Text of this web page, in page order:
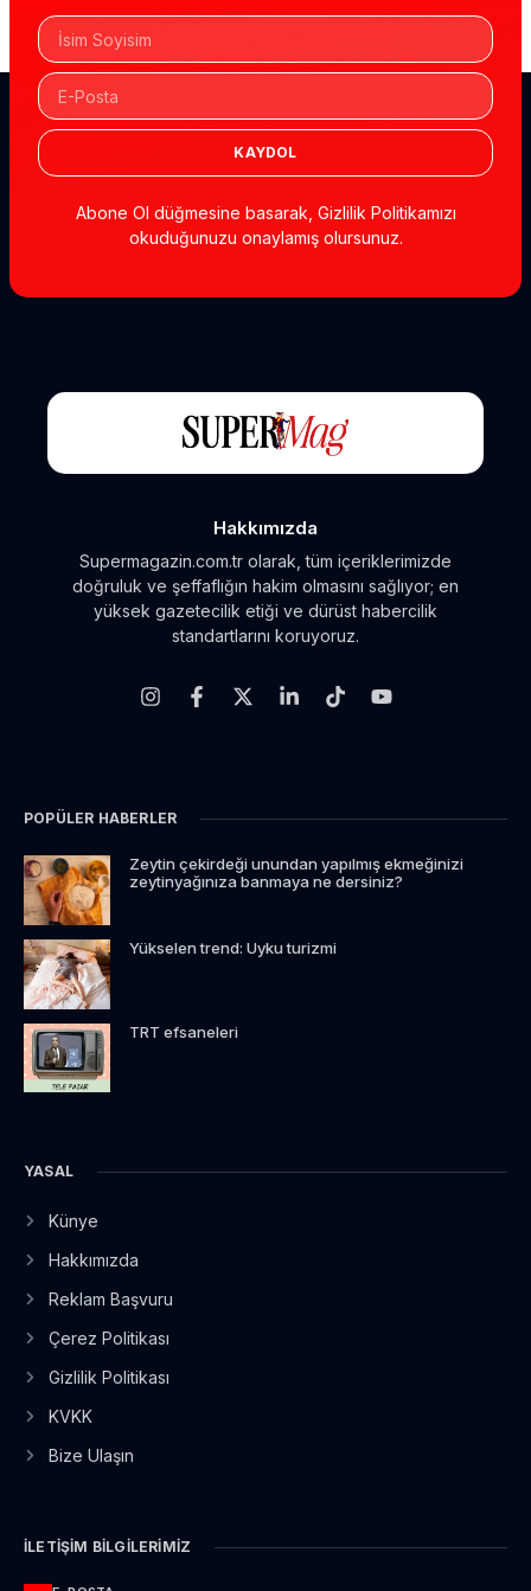
KAYDOL
Abone Ol düğmesine basarak, Gizlilik Politikamızı
okuduğunuzu onaylamış olursunuz.
Hakkımızda
Supermagazin.com.tr olarak, tüm içeriklerimizde
doğruluk ve şeffaflığın hakim olmasını sağlıyor; en
yüksek gazetecilik etiği ve dürüst habercilik
standartlarını koruyoruz.
POPÜLER HABERLER
Zeytin çekirdeği unundan yapılmış ekmeğinizi
zeytinyağınıza banmaya ne dersiniz?
Yükselen trend: Uyku turizmi
TRT efsaneleri
YASAL
Künye
Hakkımızda
Reklam Başvuru
Çerez Politikası
Gizlilik Politikası
KVKK
Bize Ulaşın
İLETIŞIM BILGILERIMIZ